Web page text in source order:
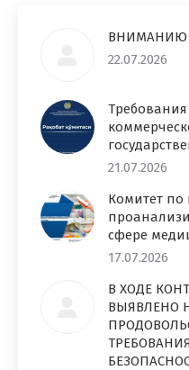
ВНИМАНИЮ
22.07.2026
Требования
21.07.2026
Комитет по
сфере
17.07.2026
В ХОДЕ
ВЫЯВЛЕНО